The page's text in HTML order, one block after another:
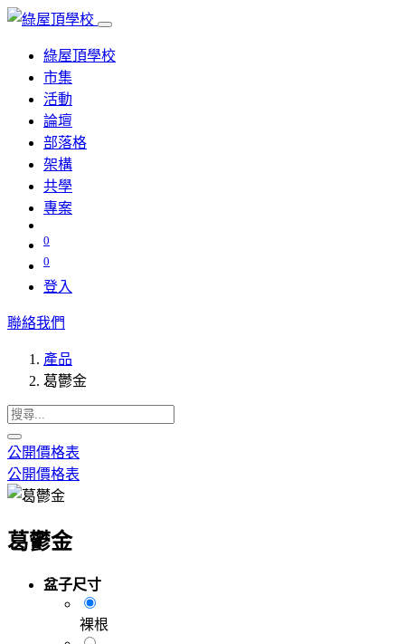
綠屋頂學校
市集
活動
論壇
部落格
架構
共學
專案
0
0
登入
聯絡我們
產品
葛鬱金
公開價格表
公開價格表
葛鬱金
盆子尺寸
裸根